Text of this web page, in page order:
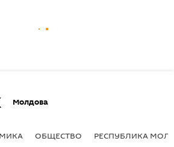
Молдова
ОБЩЕСТВО РЕСПУБЛИКА